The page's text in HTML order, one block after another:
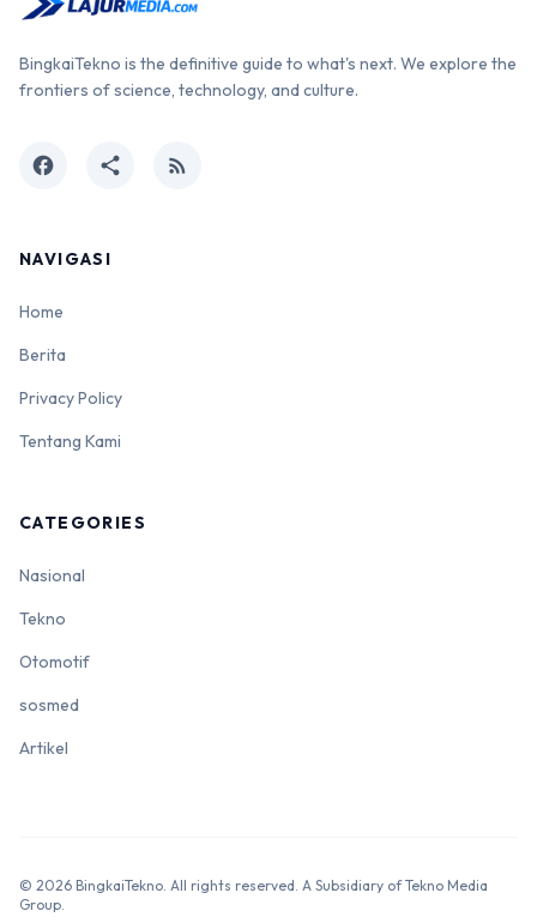
BingkaiTekno is the definitive guide to what's next. We explore the
frontiers of science, technology, and culture.
facebook share rss_feed
NAVIGASI
Home
Berita
Privacy Policy
Tentang Kami
CATEGORIES
Nasional
Tekno
Otomotif
sosmed
Artikel
© 2026 BingkaiTekno. All rights reserved. A Subsidiary of Tekno Media
Group.